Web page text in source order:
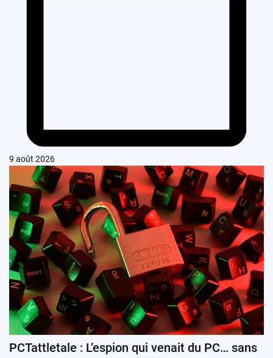
9 août 2026
PCTattletale : L’espion qui venait du PC… sans